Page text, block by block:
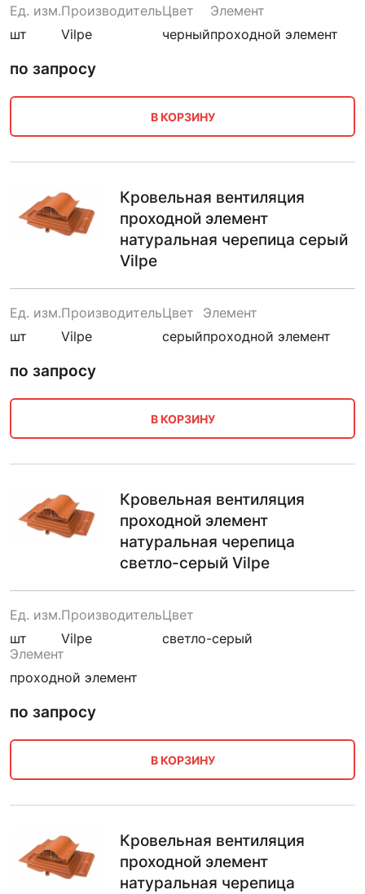
Ед. изм.
шт
Производитель
Vilpe
Цвет
черный
Элемент
проходной элемент
по запросу
В КОРЗИНУ
Кровельная вентиляция
проходной элемент
натуральная черепица серый
Vilpe
Ед. изм.
шт
Производитель
Vilpe
Цвет
серый
Элемент
проходной элемент
по запросу
В КОРЗИНУ
Кровельная вентиляция
проходной элемент
натуральная черепица
светло-серый Vilpe
Ед. изм.
шт
Производитель
Vilpe
Цвет
светло-серый
Элемент
проходной элемент
по запросу
В КОРЗИНУ
Кровельная вентиляция
проходной элемент
натуральная черепица